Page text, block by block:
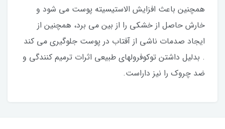
همچنین باعث افزایش الاستیسیته پوست می شود و
خارش حاصل از خشکی را از بین می برد، همچنین از
ایجاد صدمات ناشی از آفتاب در پوست جلوگیری می کند
. بدلیل داشتن توکوفرولهای طبیعی اثرات ترمیم کنندگی و
ضد چروک را نیز داراست.